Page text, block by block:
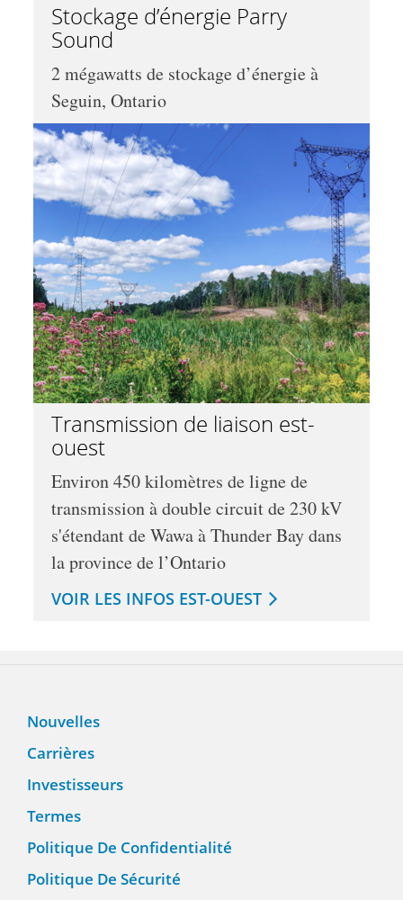
Stockage d’énergie Parry
Sound
2 mégawatts de stockage d’énergie à
Seguin, Ontario
Transmission de liaison est-
ouest
Environ 450 kilomètres de ligne de
transmission à double circuit de 230 kV
s'étendant de Wawa à Thunder Bay dans
la province de l’Ontario
VOIR LES INFOS EST-OUEST
Nouvelles
Carrières
Investisseurs
Termes
Politique De Confidentialité
Politique De Sécurité